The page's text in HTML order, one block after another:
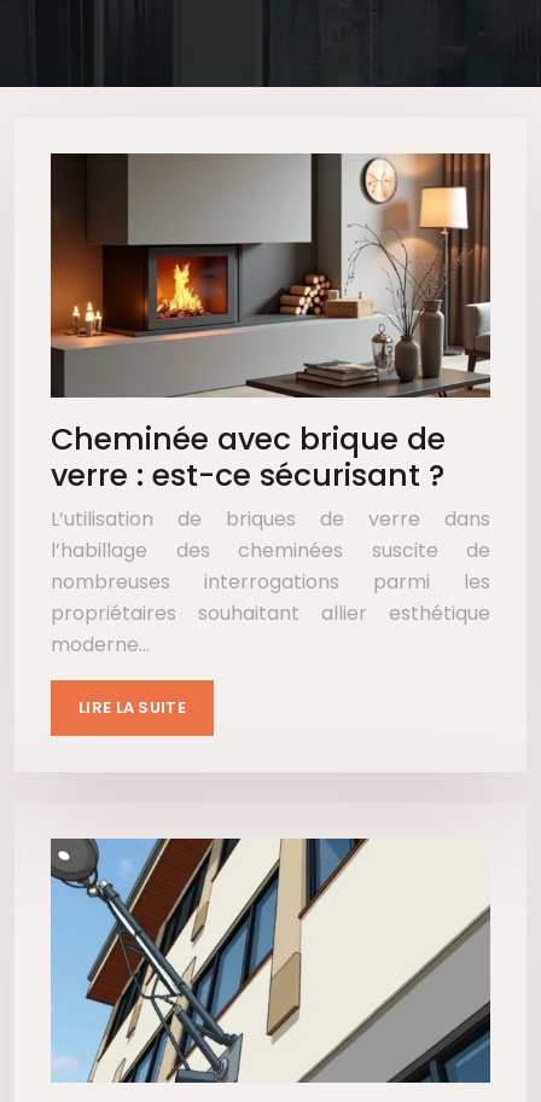
Cheminée avec brique de
verre : est-ce sécurisant ?
L’utilisation de briques de verre dans
l’habillage des cheminées suscite de
nombreuses interrogations parmi les
propriétaires souhaitant allier esthétique
moderne…
LIRE LA SUITE